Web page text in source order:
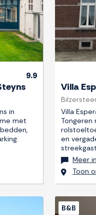
9.9
in
met
Villa
Villa
Tongeren
en
Meer
Toon
B&B